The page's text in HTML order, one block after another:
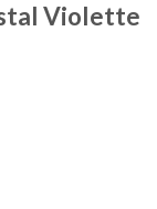
Violette